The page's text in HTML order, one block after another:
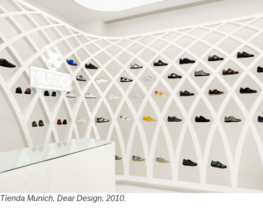
Tienda Munich, Dear Design, 2010.